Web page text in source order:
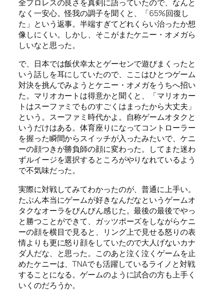
全プロレスの良さを真剣に語っていたので、なんと
なく一安心。怪我の調子を聞くと、「65%回復し
た」という返事。半端すぎてどれくらい治ったか想
像しにくい。しかし、そこがまたケニー・オメガら
しいなと思った。
で、日本では飯伏幸太とゲーセンで遊びまくったと
いう話しを耳にしていたので、ここはひとつゲーム
対決を挑んでみようとケニー・オメガをうちへ招い
た。マリオカートは得意かと聞くと、「マリオカー
トはスーファミでものすごくはまったから大丈夫」
という。スーファミ時代かよ。自称ゲームオタクと
いうだけはある。体育座りになってコントローラー
を握った瞬間からスイッチが入ったみたいで、ケニ
ーの顔つきが勝負師の顔に変わった。してまた迷わ
ずルイージを選択するところがやりなれているよう
で不気味だった。
実際に対戦してみてわかったのが、普通に上手い。
たぶん本当にゲームが好きなんだなというゲームオ
タクなオーラをびんびん感じた。最後の最後でやっ
と勝つことができて、ガッツポーズをしながらケニ
ーの顔を横目で見ると、リング上で見せる怒りの表
情よりも更に怒り顔をしていたので大人げないカナ
ダ人だな、と思った。このあと泣く泣くゲームを止
めたケニーは、TNAでも活躍しているライノと対戦
することになる。ゲームのように試合の方も上手く
いくのだろうか。